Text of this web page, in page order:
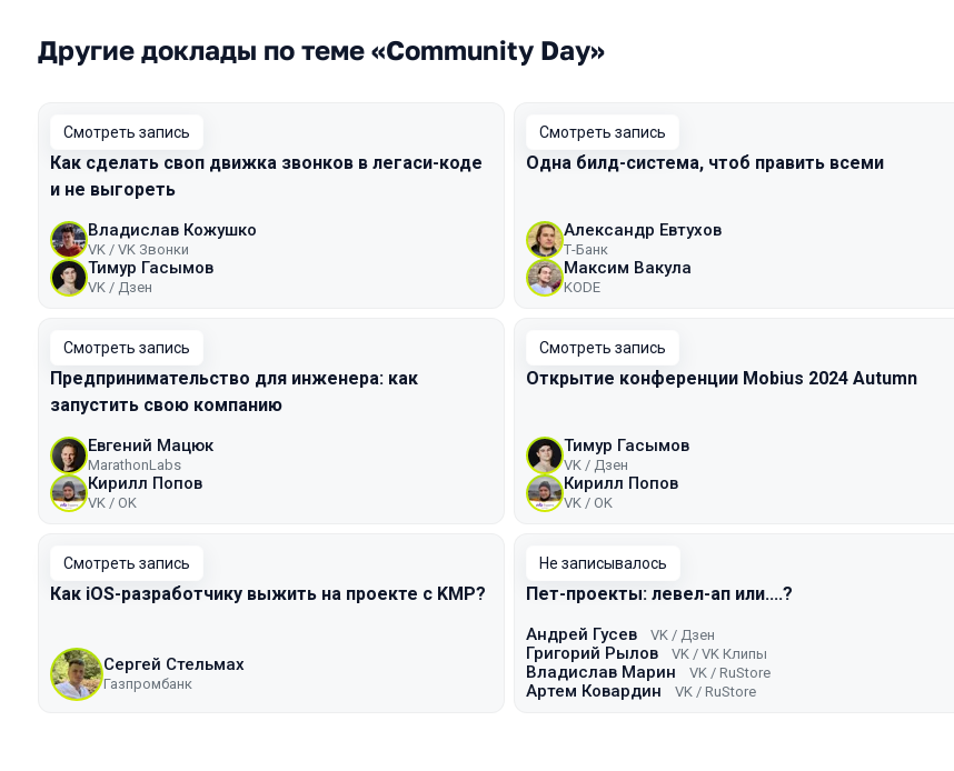
Другие доклады по теме «Community Day»
Смотреть запись
Как сделать своп движка звонков в легаси-коде
и не выгореть
Владислав Кожушко
VK / VK Звонки
Тимур Гасымов
VK / Дзен
Смотреть запись
Одна билд-система, чтоб править всеми
Александр Евтухов
Т-Банк
Максим Вакула
KODE
Смотреть запись
Предпринимательство для инженера: как
запустить свою компанию
Евгений Мацюк
MarathonLabs
Кирилл Попов
VK / ОK
Смотреть запись
Открытие конференции Mobius 2024 Autumn
Тимур Гасымов
VK / Дзен
Кирилл Попов
VK / ОK
Смотреть запись
Как iOS-разработчику выжить на проекте с KMP?
Сергей Стельмах
Газпромбанк
Не записывалось
Пет-проекты: левел-ап или....?
Андрей Гусев VK / Дзен
Григорий Рылов VK / VK Клипы
Владислав Марин VK / RuStore
Артем Ковардин VK / RuStore